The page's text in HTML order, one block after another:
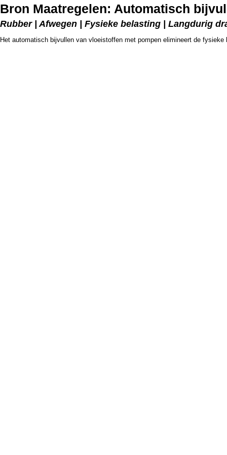
Bron Maatregelen: Automatisch
Rubber | Afwegen | Fysieke belasting | Langdurig
Het automatisch bijvullen van vloeistoffen met pompen elimineert de